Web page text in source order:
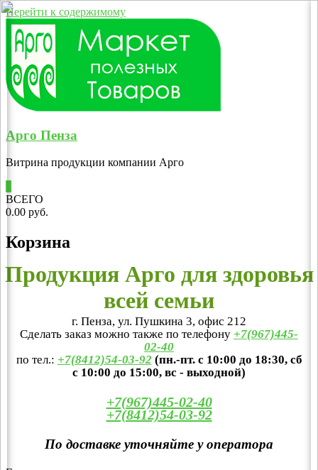
Перейти к содержимому
Арго Пенза
Витрина продукции компании Арго
ВСЕГО
0.00 руб.
Корзина
Продукция Арго для здоровья
всей семьи
г. Пенза, ул. Пушкина 3, офис 212
Сделать заказ можно также по телефону +7(967)445-
02-40
по тел.: +7(8412)54-03-92 (пн.-пт. с 10:00 до 18:30, сб
с 10:00 до 15:00, вс - выходной)
+7(967)445-02-40
+7(8412)54-03-92
По доставке уточняйте у оператора